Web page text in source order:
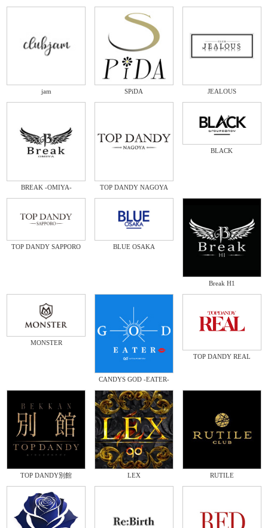
jam SPiDA JEALOUS
BREAK -OMIYA- TOP DANDY NAGOYA
BLACK
TOP DANDY SAPPORO BLUE OSAKA
Break H1
MONSTER
CANDYS GOD -EATER-
TOP DANDY REAL
TOP DANDY別館 LEX RUTILE